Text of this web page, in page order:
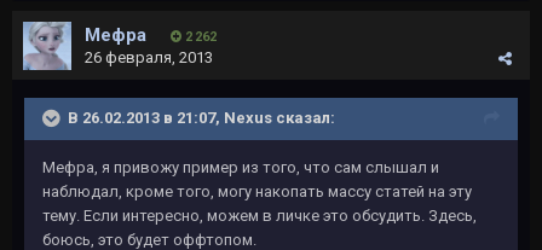
Мефра 2 262
26 февраля, 2013
В 26.02.2013 в 21:07, Nexus сказал:
Мефра, я привожу пример из того, что сам слышал и
наблюдал, кроме того, могу накопать массу статей на эту
тему. Если интересно, можем в личке это обсудить. Здесь,
боюсь, это будет оффтопом.